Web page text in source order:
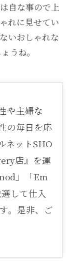
自な事ので上
れに見せてい
いおしゃれな
うね。
や主婦な
の毎日を応
ネットSHO
店』を運
」「Em
して仕入
。是非、ご